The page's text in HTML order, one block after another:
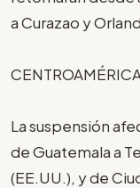
a Curazao y
La suspensión
de Guatemala a
(EE.UU.), y de